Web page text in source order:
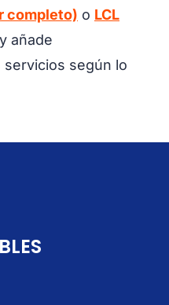
completo) o LCL
y añade
según lo